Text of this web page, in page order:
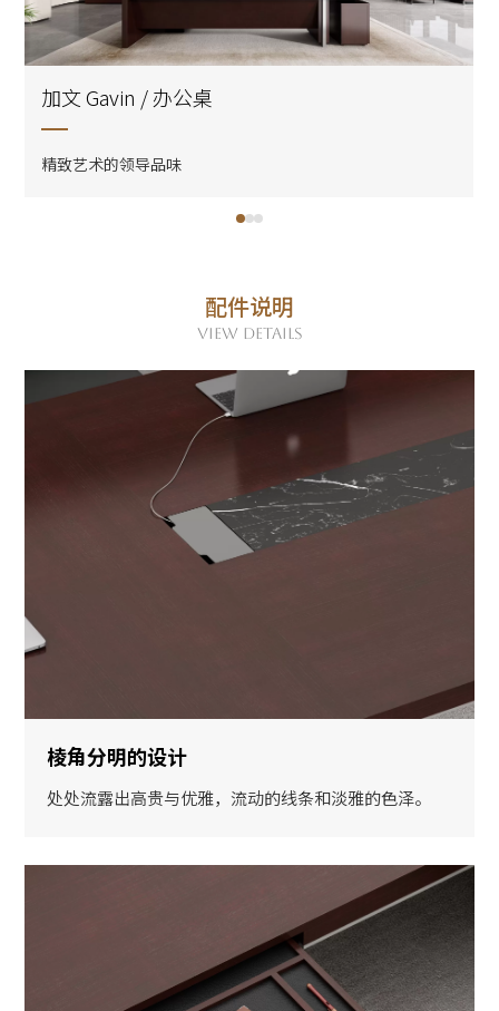
加文 Gavin / 办公桌
精致艺术的领导品味
配件说明
VIEW DETAILS
棱角分明的设计
处处流露出高贵与优雅，流动的线条和淡雅的色泽。